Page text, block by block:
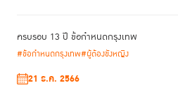
ครบรอบ 13 ปี ข้อกำหนดกรุงเทพ
#ข้อกำหนดกรุงเทพ#ผู้ต้องขังหญิง
21 ธ.ค. 2566